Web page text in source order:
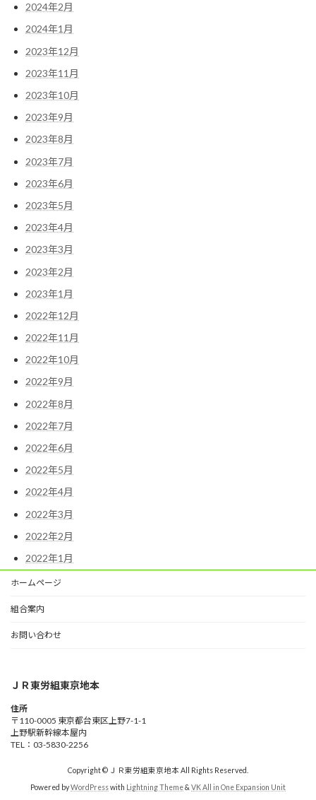
2024年2月
2024年1月
2023年12月
2023年11月
2023年10月
2023年9月
2023年8月
2023年7月
2023年6月
2023年5月
2023年4月
2023年3月
2023年2月
2023年1月
2022年12月
2022年11月
2022年10月
2022年9月
2022年8月
2022年7月
2022年6月
2022年5月
2022年4月
2022年3月
2022年2月
2022年1月
ホームページ
組合案内
お問い合わせ
ＪＲ東労組東京地本
住所
〒110-0005 東京都台東区上野7-1-1
上野駅新幹線本屋内
TEL：03-5830-2256
Copyright © ＪＲ東労組東京地本 All Rights Reserved.
Powered byWordPresswith Lightning Theme& VK All in One Expansion Unit